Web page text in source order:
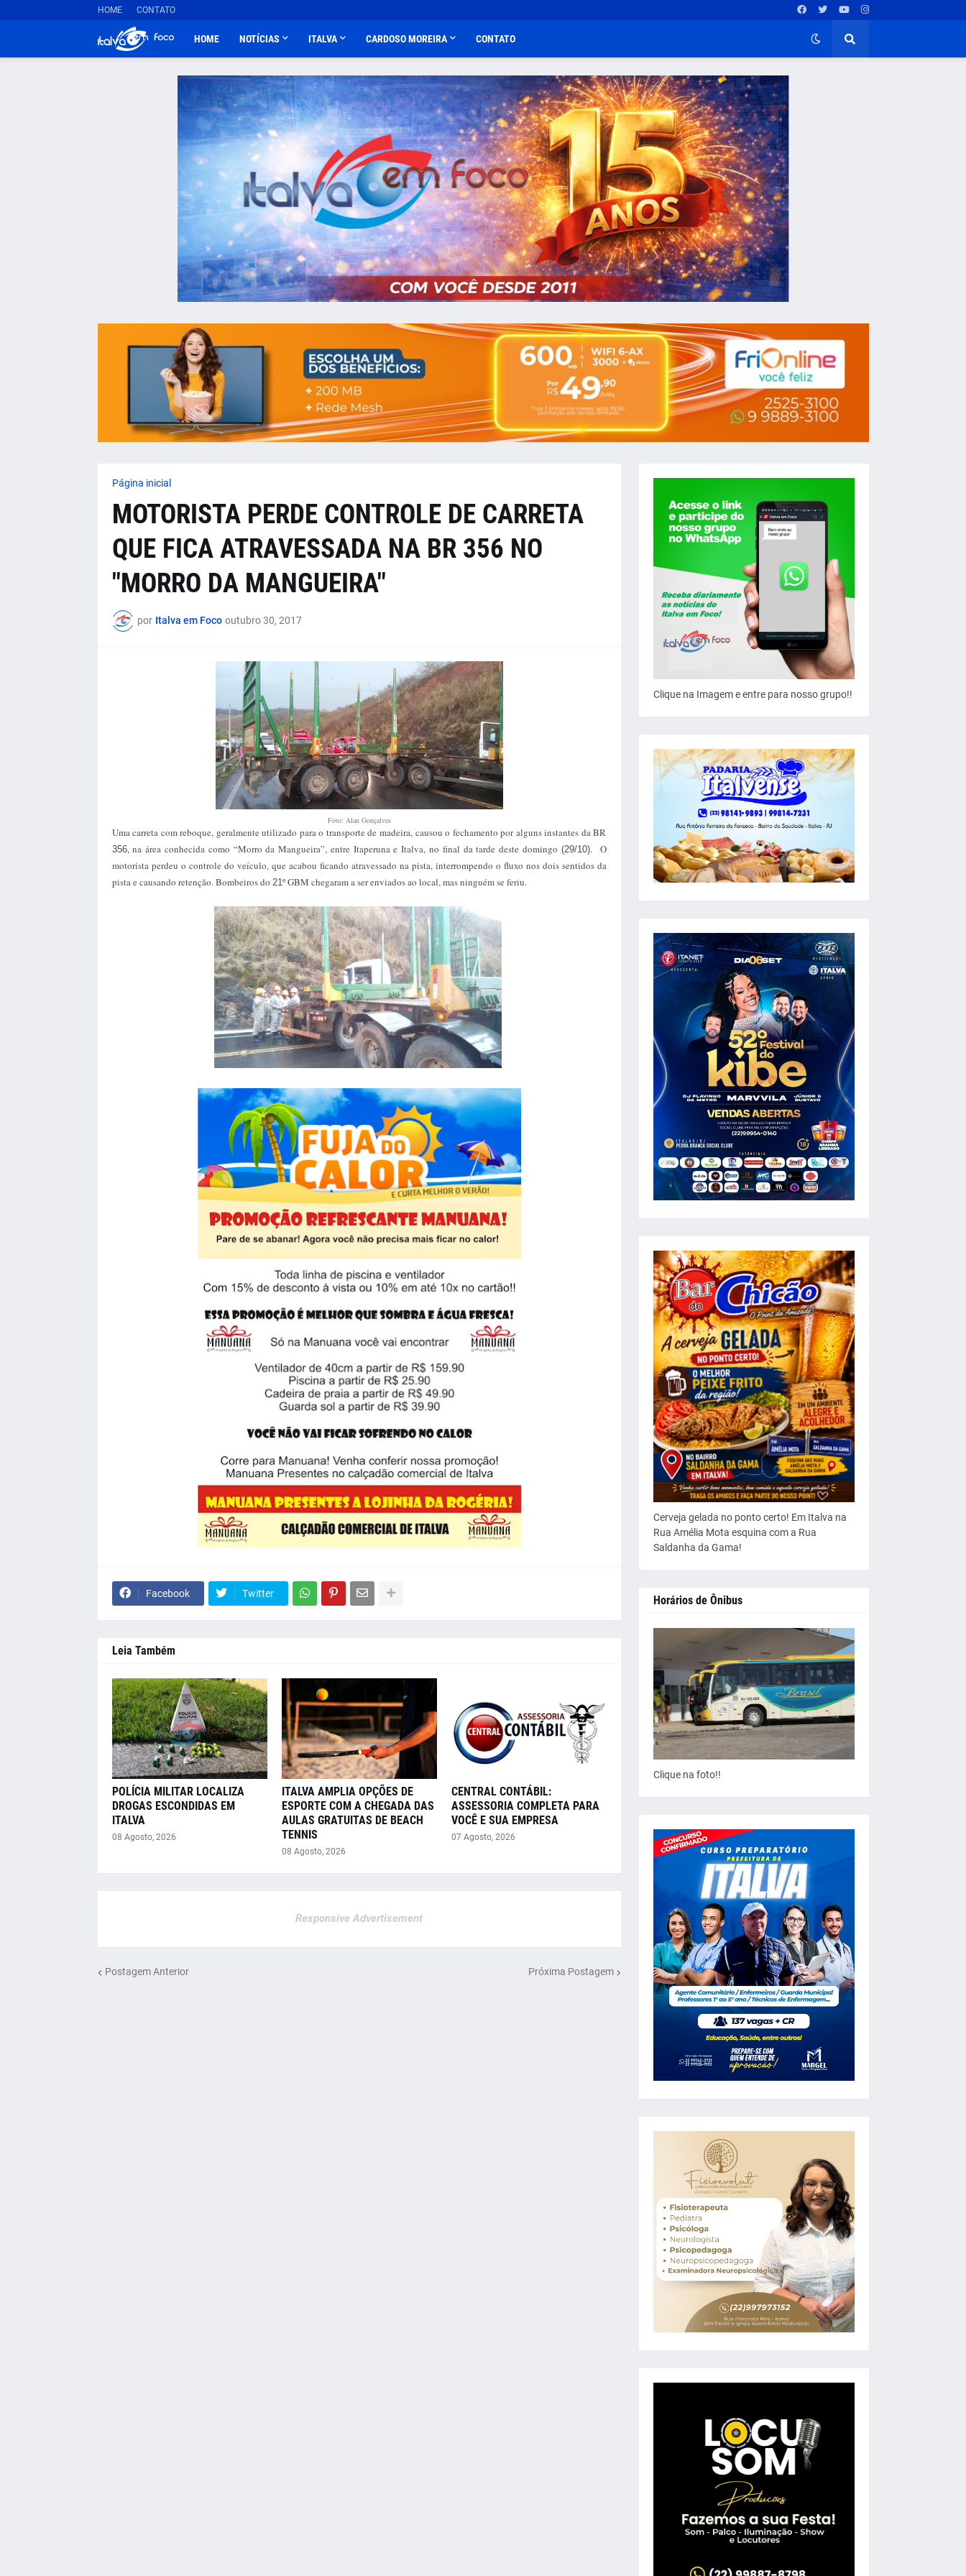
HOME CONTATO
HOME NOTÍCIAS ITALVA CARDOSO MOREIRA CONTATO
Página inicial
MOTORISTA PERDE CONTROLE DE CARRETA
QUE FICA ATRAVESSADA NA BR 356 NO
"MORRO DA MANGUEIRA"
por Italva em Foco outubro 30, 2017
Foto: Alan Gonçalves
Uma carreta com reboque, geralmente utilizado para o transporte de madeira, causou o fechamento por alguns instantes da BR
356, na área conhecida como “Morro da Mangueira”, entre Itaperuna e Italva, no final da tarde deste domingo (29/10). O
motorista perdeu o controle do veículo, que acabou ficando atravessado na pista, interrompendo o fluxo nos dois sentidos da
pista e causando retenção. Bombeiros do 21º GBM chegaram a ser enviados ao local, mas ninguém se feriu.
Facebook Twitter
Leia Também
POLÍCIA MILITAR LOCALIZA
DROGAS ESCONDIDAS EM
ITALVA
08 Agosto, 2026
ITALVA AMPLIA OPÇÕES DE
ESPORTE COM A CHEGADA DAS
AULAS GRATUITAS DE BEACH
TENNIS
08 Agosto, 2026
CENTRAL CONTÁBIL:
ASSESSORIA COMPLETA PARA
VOCÊ E SUA EMPRESA
07 Agosto, 2026
Responsive Advertisement
Postagem Anterior Próxima Postagem
Clique na Imagem e entre para nosso grupo!!
Cerveja gelada no ponto certo! Em Italva na
Rua Amélia Mota esquina com a Rua
Saldanha da Gama!
Horários de Ônibus
Clique na foto!!